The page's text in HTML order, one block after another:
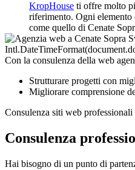
KropHouse ti offre molto
riferimento. Ogni elemento
come quello di Cenate
Con la consulenza della web
Strutturare progetti con
Migliorare comprensione
Consulenza siti web professionali
Consulenza
Hai bisogno di un punto di